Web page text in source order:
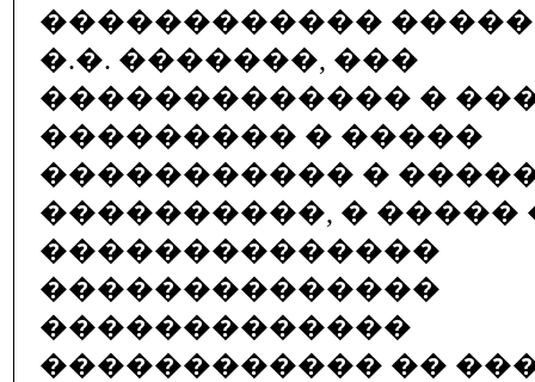
������������
�.�. �������, ���
������������� �
��������� � �����
����������� �
����������, � �����
��������������
��������������
�������������
������������ ��